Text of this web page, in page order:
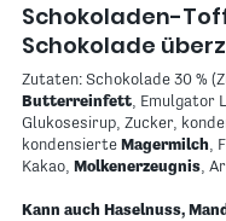
Schokoladen-
Schokolade
Zutaten: Schokolade 30 %
Butterreinfett, Emulgator
Glukosesirup, Zucker,
kondensierte Magermilch,
Kakao, Molkenerzeugnis,
Kann auch Haselnuss,